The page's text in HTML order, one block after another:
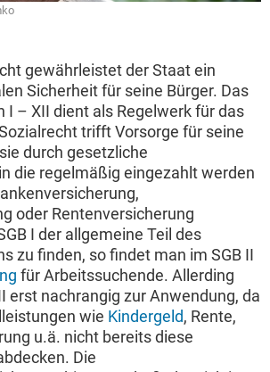
gewährleistet der Staat ein
Sicherheit für seine Bürger. Das
I – XII dient als Regelwerk für das
trifft Vorsorge für seine
durch gesetzliche
die regelmäßig eingezahlt werden
oder Rentenversicherung
I der allgemeine Teil des
zu finden, so findet man im SGB II
für Arbeitssuchende. Allerding
erst nachrangig zur Anwendung, da
wie Kindergeld, Rente,
u.ä. nicht bereits diese
Die